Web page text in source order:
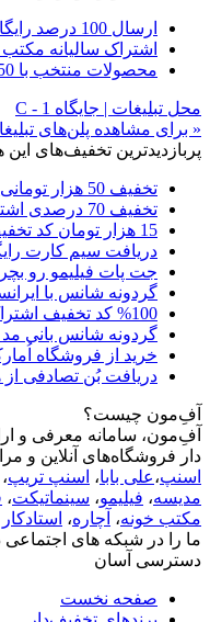
ارسال 100 درصد رایگان باسلام از محصولات منتخب
اشتراک سالیانه مکتب خونه با 54
محصولات منتخب با 50 درصد تخفیف بنیکس
محل تبلیغات | جایگاه C - 1
« برای مشاهده پلن‌های
پربازدیدترین تخفیف‌های این
تخفیف 50 هزار تومانی خرید محصولات پروتئینی اسنپ فود
تخفیف 70 درصدی اشتراک دیجی پلاس از دیجی کالا
15 هزار تومان کد تخفیف خرید نان از اسنپ فود
دریافت سیم کارت
جت پات فیلیمو رو
گردونه شانس با
%100 کد تخفیف اشتراک 3 ماهه دیجی پلاس از دیجی کالا
گردونه شانس بانی مد تا 100درصد
خرید از فروشگاه اُمارکت با کد 30
دریافت بُن تصادفی
آفِ‌مون چیست؟
آفِ‌مون، سامانه معرفی و
دار فروشگاه‌های آنلاین و
اسنپ،علی بابا، اسنپ تریپ،
مدیسه، فیلیمو، سینماتیکت،
مکتب خونه، آچاره، استادکار
ما را در شبکه های اجتماعی
دسترسی آسان
صفحه نخست